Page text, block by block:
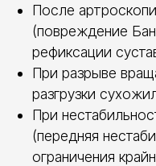
После
(повреждение
рефиксации
При разрыве
разгрузки
При
(передняя
ограничения
Листовой
для индивидуального
сами создаёте ортез
идеально подгоняя
пациента. Материал
режется, склеивается
комбинируется с
Подходит для
нестандартных